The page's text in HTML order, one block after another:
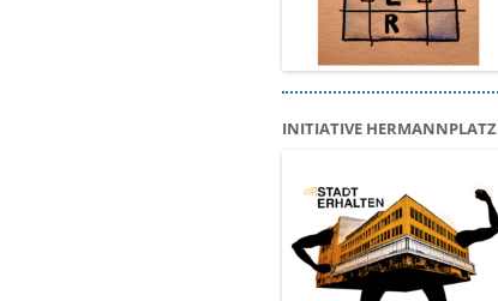
INITIATIVE HERMANNPLATZ